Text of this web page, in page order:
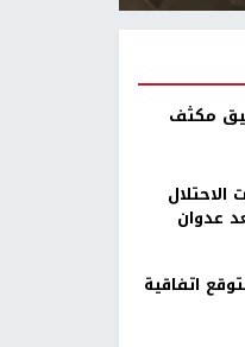
مكثف
عدوان
اتفاقية